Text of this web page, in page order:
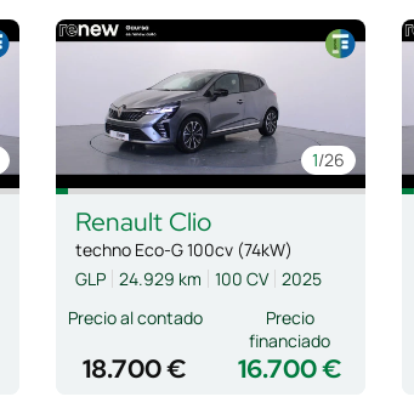
1/26
Renault Clio
techno Eco-G 100cv (74kW)
GLP 24.929 km 100 CV 2025
Precio al contado
18.700 € 16.700 €
Precio
financiado